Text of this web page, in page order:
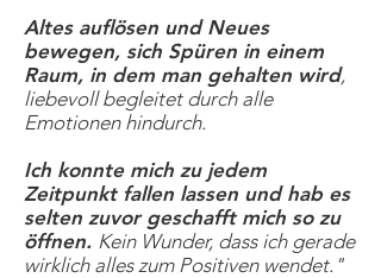
Altes auflösen und Neues
bewegen, sich Spüren in einem
Raum, in dem man gehalten wird,
liebevoll begleitet durch alle
Emotionen hindurch.
Ich konnte mich zu jedem
Zeitpunkt fallen lassen und hab es
selten zuvor geschafft mich so zu
öffnen. Kein Wunder, dass ich gerade
wirklich alles zum Positiven wendet."